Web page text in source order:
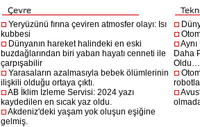
Yeryüzünü fırına çeviren atmosfer olayı: Isı
kubbesi
Dünyanın hareket halindeki en eski
buzdağlarından biri yaban hayatı cenneti ile
çarpışabilir
Yarasaların azalmasıyla bebek ölümlerinin
ilişkili olduğu ortaya çıktı.
AB İklim İzleme Servisi: 2024 yazı
kaydedilen en sıcak yaz oldu.
Akdeniz'deki yaşam yok oluşun eşiğine
gelmiş.
Daha
Oldu…